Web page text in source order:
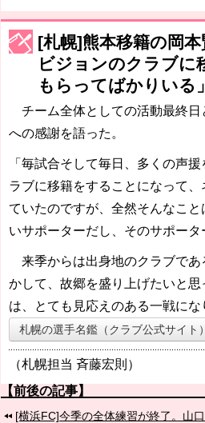
［3222号］史上最大のW杯開幕 注目
長谷川 アーリアジャスールさんがシ
[札幌]熊本移籍の岡
ビジョンのクラブに
もらってばかりいる」
チーム全体としての活動最終日
への感謝を語った。
「毎試合そして毎日、多くの声
ラブに移籍をすることになって
ていたのですが、全然そんなこ
いサポーターだし、そのサポー
来季からは出身地のクラブであ
かして、故郷を盛り上げたいと
は、とても見応えのある一戦にな
札幌の選手名鑑（クラブ公式サイト）
（札幌担当 斉藤宏則）
【前後の記事】
[横浜FC]今季の全体練習が終了。山